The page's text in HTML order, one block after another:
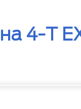
4-T